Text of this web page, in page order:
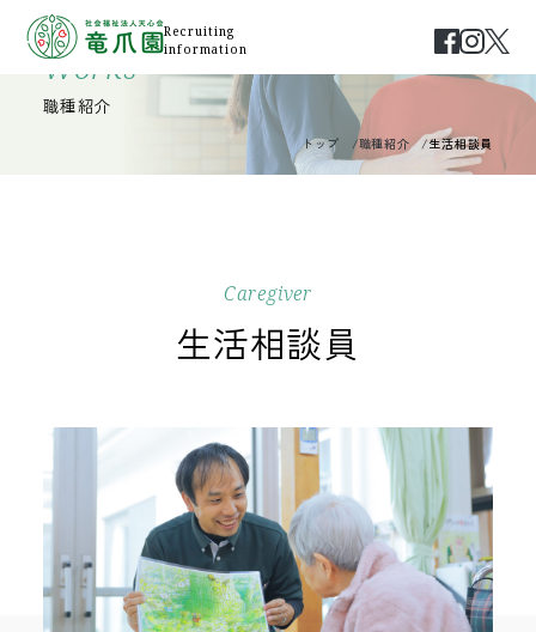
Recruiting
information
Works
職種紹介
トップ 職種紹介 生活相談員
Caregiver
生活相談員